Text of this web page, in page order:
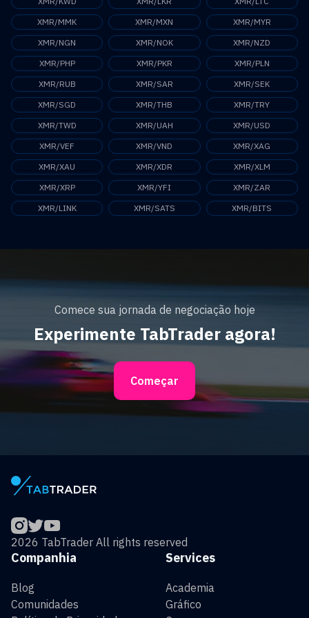
XMR/MMK
XMR/MXN
XMR/MYR
XMR/NGN
XMR/NOK
XMR/NZD
XMR/PHP
XMR/PKR
XMR/PLN
XMR/RUB
XMR/SAR
XMR/SEK
XMR/SGD
XMR/THB
XMR/TRY
XMR/TWD
XMR/UAH
XMR/USD
XMR/VEF
XMR/VND
XMR/XAG
XMR/XAU
XMR/XDR
XMR/XLM
XMR/XRP
XMR/YFI
XMR/ZAR
XMR/LINK
XMR/SATS XMR/BITS
Comece sua jornada de negociação hoje
Experimente TabTrader agora!
Começar
2026 TabTrader All rights reserved
Services
Academia
Gráfico
Companhia
Blog
Comunidades